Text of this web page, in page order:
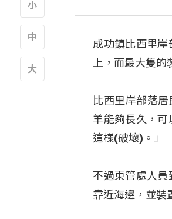
成功鎮比西里
上，而最大隻
比西里岸部落
羊能夠長久，可
這樣(破壞)。」
不過東管處人員
靠近海邊，並裝